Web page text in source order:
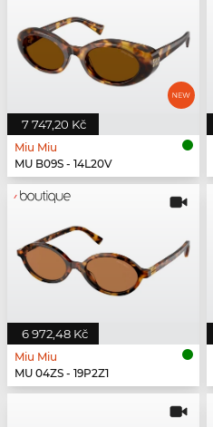
7 747,20 Kč
Miu Miu
MU B09S - 14L20V
6 972,48 Kč
Miu Miu
MU 04ZS - 19P2Z1